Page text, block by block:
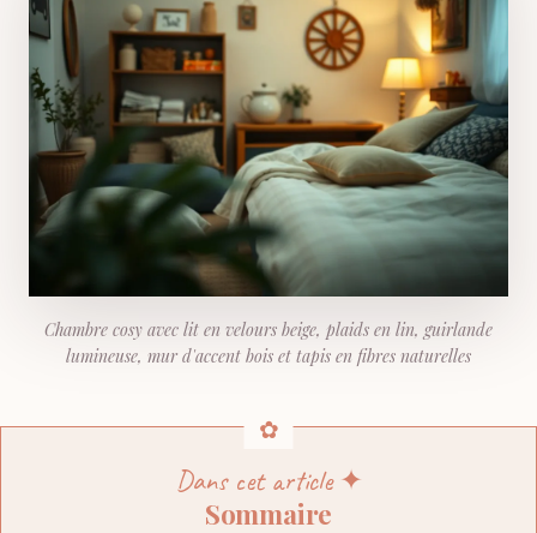
Chambre cosy avec lit en velours beige, plaids en lin, guirlande
lumineuse, mur d'accent bois et tapis en fibres naturelles
Dans cet article ✦
Sommaire